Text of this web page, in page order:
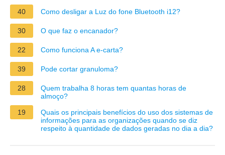
40
Como desligar a Luz do fone Bluetooth i12?
30 O que faz o encanador?
22 Como funciona A e-carta?
39 Pode cortar granuloma?
28
Quem trabalha 8 horas tem quantas horas de
almoço?
19
Quais os principais benefícios do uso dos sistemas de
informações para as organizações quando se diz
respeito à quantidade de dados geradas no dia a dia?